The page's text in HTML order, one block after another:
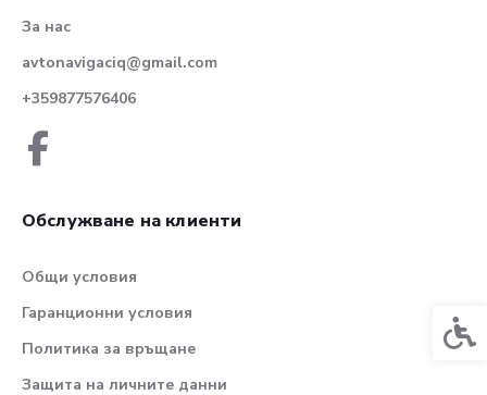
За нас
avtonavigaciq@gmail.com
+359877576406
Обслужване на клиенти
Общи условия
Гаранционни условия
Политика за връщане
Защита на личните данни